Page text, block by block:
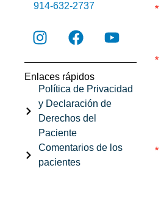
914-632-2737
Enlaces rápidos
Política de Privacidad
y Declaración de
Derechos del
Paciente
Comentarios de los
pacientes